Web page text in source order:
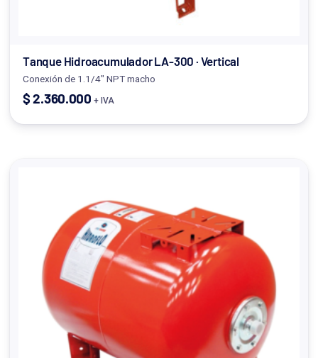
Tanque Hidroacumulador LA-300 · Vertical
Conexión de 1.1/4" NPT macho
$2.360.000 + IVA